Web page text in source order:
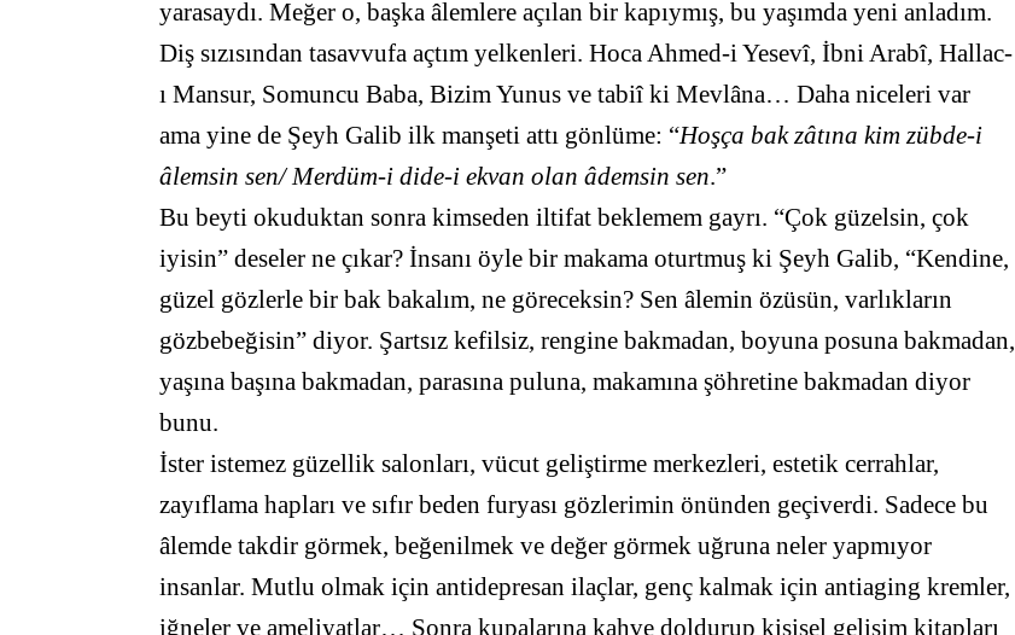
yarasaydı. Meğer o, başka âlemlere açılan bir kapıymış, bu yaşımda yeni anladım.
Diş sızısından tasavvufa açtım yelkenleri. Hoca Ahmed-i Yesevî, İbni Arabî, Hallac-
ı Mansur, Somuncu Baba, Bizim Yunus ve tabiî ki Mevlâna… Daha niceleri var
ama yine de Şeyh Galib ilk manşeti attı gönlüme: “Hoşça bak zâtına kim zübde-i
âlemsin sen/ Merdüm-i dide-i ekvan olan âdemsin sen.”
Bu beyti okuduktan sonra kimseden iltifat beklemem gayrı. “Çok güzelsin, çok
iyisin” deseler ne çıkar? İnsanı öyle bir makama oturtmuş ki Şeyh Galib, “Kendine,
güzel gözlerle bir bak bakalım, ne göreceksin? Sen âlemin özüsün, varlıkların
gözbebeğisin” diyor. Şartsız kefilsiz, rengine bakmadan, boyuna posuna bakmadan,
yaşına başına bakmadan, parasına puluna, makamına şöhretine bakmadan diyor
bunu.
İster istemez güzellik salonları, vücut geliştirme merkezleri, estetik cerrahlar,
zayıflama hapları ve sıfır beden furyası gözlerimin önünden geçiverdi. Sadece bu
âlemde takdir görmek, beğenilmek ve değer görmek uğruna neler yapmıyor
insanlar. Mutlu olmak için antidepresan ilaçlar, genç kalmak için antiaging kremler,
iğneler ve ameliyatlar… Sonra kupalarına kahve doldurup kişisel gelişim kitapları